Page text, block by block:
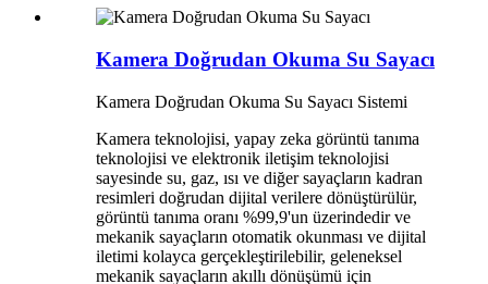
Kamera Doğrudan Okuma Su Sayacı
Kamera Doğrudan Okuma Su Sayacı Sistemi
Kamera teknolojisi, yapay zeka görüntü tanıma
teknolojisi ve elektronik iletişim teknolojisi
sayesinde su, gaz, ısı ve diğer sayaçların kadran
resimleri doğrudan dijital verilere dönüştürülür,
görüntü tanıma oranı %99,9'un üzerindedir ve
mekanik sayaçların otomatik okunması ve dijital
iletimi kolayca gerçekleştirilebilir, geleneksel
mekanik sayaçların akıllı dönüşümü için